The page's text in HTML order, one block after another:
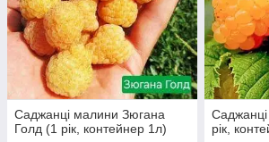
Саджанці малини Зюгана
Голд (1 рік, контейнер 1л)
рік,